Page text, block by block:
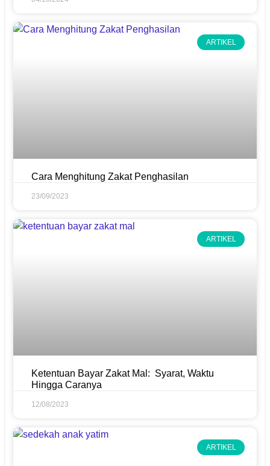
ARTIKEL
Cara Menghitung Zakat Penghasilan
23/09/2023
ARTIKEL
Ketentuan Bayar Zakat Mal: Syarat, Waktu
Hingga Caranya
12/08/2023
ARTIKEL